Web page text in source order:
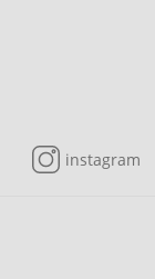
instagram